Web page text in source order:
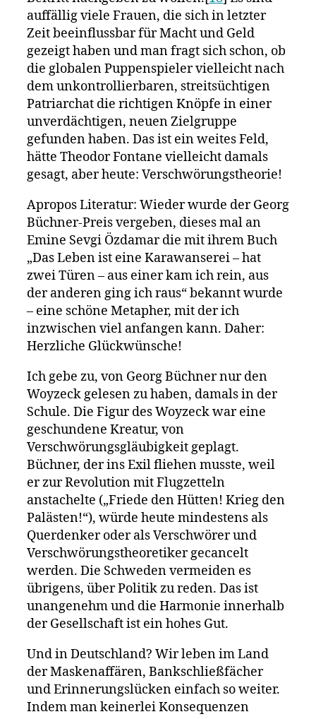
auffällig viele Frauen, die sich in letzter
Zeit beeinflussbar für Macht und Geld
gezeigt haben und man fragt sich schon, ob
die globalen Puppenspieler vielleicht nach
dem unkontrollierbaren, streitsüchtigen
Patriarchat die richtigen Knöpfe in einer
unverdächtigen, neuen Zielgruppe
gefunden haben. Das ist ein weites Feld,
hätte Theodor Fontane vielleicht damals
gesagt, aber heute: Verschwörungstheorie!
Apropos Literatur: Wieder wurde der Georg
Büchner-Preis vergeben, dieses mal an
Emine Sevgi Özdamar die mit ihrem Buch
„Das Leben ist eine Karawanserei – hat
zwei Türen – aus einer kam ich rein, aus
der anderen ging ich raus“ bekannt wurde
– eine schöne Metapher, mit der ich
inzwischen viel anfangen kann. Daher:
Herzliche Glückwünsche!
Ich gebe zu, von Georg Büchner nur den
Woyzeck gelesen zu haben, damals in der
Schule. Die Figur des Woyzeck war eine
geschundene Kreatur, von
Verschwörungsgläubigkeit geplagt.
Büchner, der ins Exil fliehen musste, weil
er zur Revolution mit Flugzetteln
anstachelte („Friede den Hütten! Krieg den
Palästen!“), würde heute mindestens als
Querdenker oder als Verschwörer und
Verschwörungstheoretiker gecancelt
werden. Die Schweden vermeiden es
übrigens, über Politik zu reden. Das ist
unangenehm und die Harmonie innerhalb
der Gesellschaft ist ein hohes Gut.
Und in Deutschland? Wir leben im Land
der Maskenaffären, Bankschließfächer
und Erinnerungslücken einfach so weiter.
Indem man keinerlei Konsequenzen